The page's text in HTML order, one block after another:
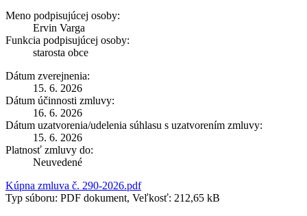
Meno podpisujúcej osoby:
Ervin Varga
Funkcia podpisujúcej osoby:
starosta obce
Dátum zverejnenia:
15. 6. 2026
Dátum účinnosti zmluvy:
16. 6. 2026
Dátum uzatvorenia/udelenia súhlasu s uzatvorením zmluvy:
15. 6. 2026
Platnosť zmluvy do:
Neuvedené
Kúpna zmluva č. 290-2026.pdf
Typ súboru: PDF dokument, Veľkosť: 212,65 kB